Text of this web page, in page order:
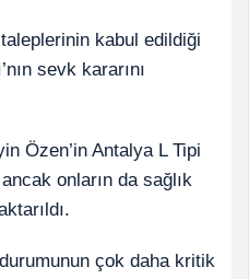
kabul edildiği
sevk kararını
Özen’in Antalya L Tipi
onların da sağlık
çok daha kritik